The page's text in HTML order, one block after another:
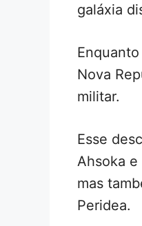
galáxia
Nova
militar.
Esse
Ahsoka
mas
Peridea.